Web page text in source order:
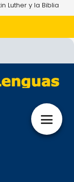
Luther y la Biblia